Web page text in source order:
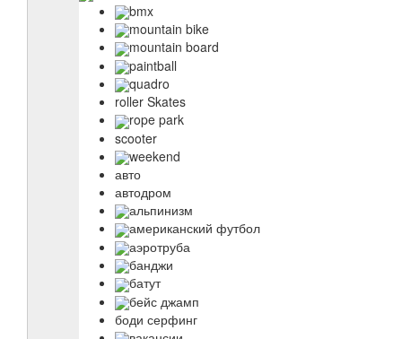
bmx
mountain bike
mountain board
paintball
quadro
roller Skates
rope park
scooter
weekend
авто
автодром
альпинизм
американский футбол
аэротруба
банджи
батут
бейс джамп
боди серфинг